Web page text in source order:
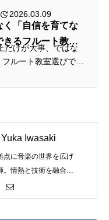
たフ...
2026.03.09
く「自信を育てな
きるフルート教室
だけが大事、ではな
ル・重点を置いてい
Iwasaki
点に音楽の世界を広げ
。情熱と技術を融合
最大限に引き出しま
奏が輝く瞬間を、今か